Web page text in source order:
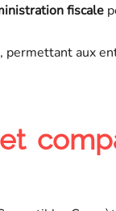
fiscale
permettant aux